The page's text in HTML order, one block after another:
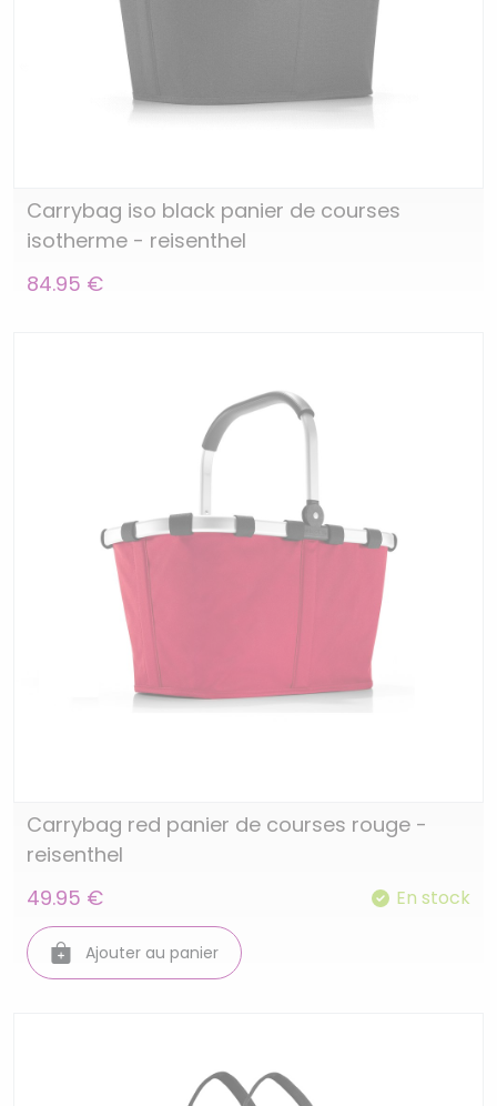
Carrybag iso black panier de courses
isotherme - reisenthel
84.95 €
Carrybag red panier de courses rouge -
reisenthel
49.95 €
En stock
Ajouter au panier